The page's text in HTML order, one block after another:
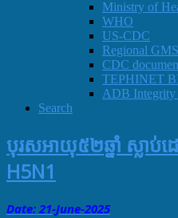
Ministry of
WHO
US-CDC
Regional
CDC
TEPHINET
ADB
Search
បុរសអាយុ៥២ឆ្នាំ​ ស្លាប់
H5N1
Date: 21-June-2025